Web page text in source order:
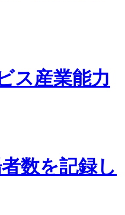
ス産業能力
数を記録し